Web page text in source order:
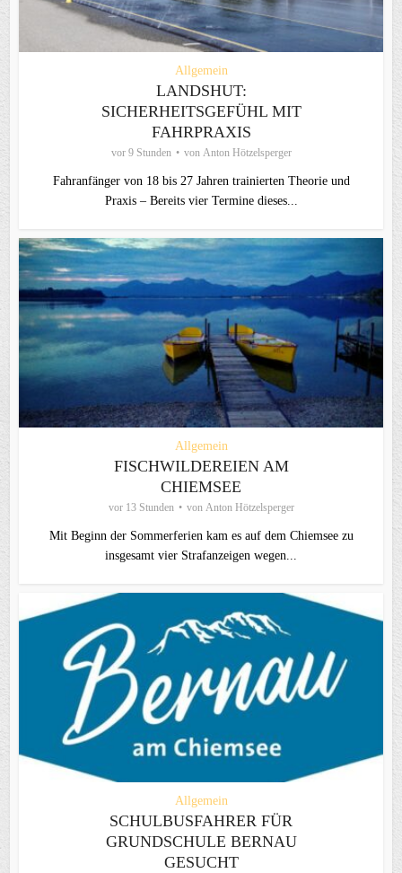
Allgemein
LANDSHUT:
SICHERHEITSGEFÜHL MIT
FAHRPRAXIS
vor 9 Stunden von Anton Hötzelsperger
Fahranfänger von 18 bis 27 Jahren trainierten Theorie und
Praxis – Bereits vier Termine dieses...
Allgemein
FISCHWILDEREIEN AM
CHIEMSEE
vor 13 Stunden von Anton Hötzelsperger
Mit Beginn der Sommerferien kam es auf dem Chiemsee zu
insgesamt vier Strafanzeigen wegen...
Allgemein
SCHULBUSFAHRER FÜR
GRUNDSCHULE BERNAU
GESUCHT